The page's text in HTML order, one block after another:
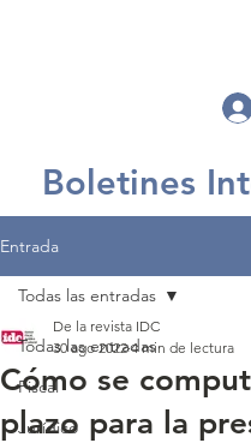
Boletines
Entrada
Todas las entradas
Fiscal
Jurídico
Todas las entradas
Cómo se
plazo para la
De la revista IDC
30 ago 2022 4 min de lectura